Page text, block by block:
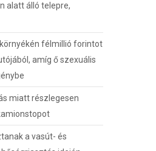
alatt álló telepre,
félmillió forintot
amíg ő szexuális
miatt részlegesen
a vasút- és